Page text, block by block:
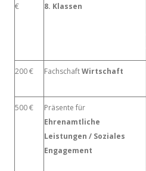
€
8. Klassen
200 € FachschaftWirtschaft
500 €
Präsente für
Ehrenamtliche
Leistungen / Soziales
Engagement